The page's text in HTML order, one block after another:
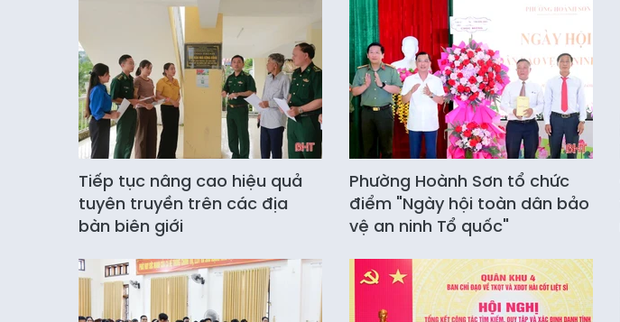
Tiếp tục nâng cao hiệu quả
tuyên truyền trên các địa
bàn biên giới
Phường Hoành Sơn tổ chức
điểm "Ngày hội toàn dân bảo
vệ an ninh Tổ quốc"